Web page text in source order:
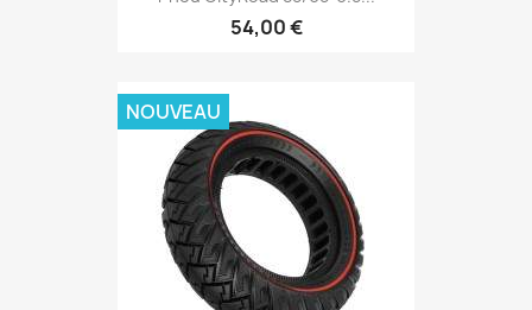
54,00 €
NOUVEAU